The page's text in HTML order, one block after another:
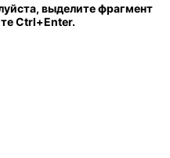
выделите фрагмент
Ctrl+Enter.